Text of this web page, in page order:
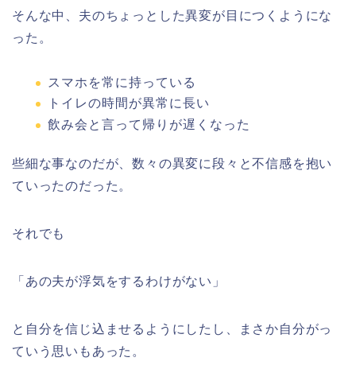
そんな中、夫のちょっとした異変が目につくようにな
った。
スマホを常に持っている
トイレの時間が異常に長い
飲み会と言って帰りが遅くなった
些細な事なのだが、数々の異変に段々と不信感を抱い
ていったのだった。
それでも
「あの夫が浮気をするわけがない」
と自分を信じ込ませるようにしたし、まさか自分がっ
ていう思いもあった。